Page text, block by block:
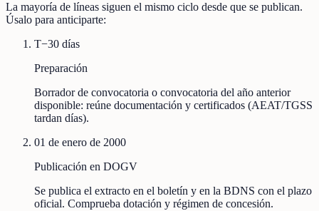
La mayoría de líneas siguen el mismo ciclo desde que se publican.
Úsalo para anticiparte:
T−30 días
Preparación
Borrador de convocatoria o convocatoria del año anterior
disponible: reúne documentación y certificados (AEAT/TGSS
tardan días).
01 de enero de 2000
Publicación en DOGV
Se publica el extracto en el boletín y en la BDNS con el plazo
oficial. Comprueba dotación y régimen de concesión.